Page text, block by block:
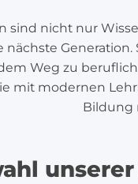
sind nicht nur
nächste
Weg zu
mit modernen
Bildung